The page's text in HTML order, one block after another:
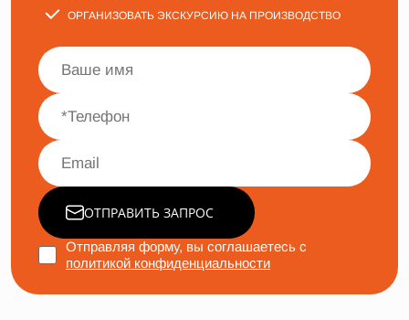
ОРГАНИЗОВАТЬ ЭКСКУРСИЮ НА ПРОИЗВОДСТВО
ОТПРАВИТЬ ЗАПРОС
Отправляя форму, вы соглашаетесь с
политикой конфиденциальности